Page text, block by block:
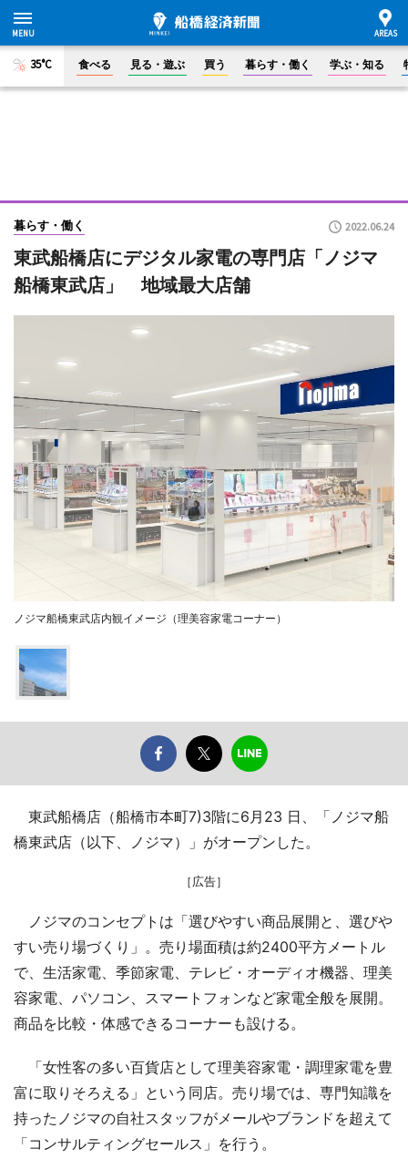
35°C 食べる 見る・遊ぶ 買う 暮らす・働く 学ぶ・知る
暮らす・働く 2022.06.24
東武船橋店にデジタル家電の専門店「ノジマ
船橋東武店」 地域最大店舗
ノジマ船橋東武店内観イメージ（理美容家電コーナー）
東武船橋店（船橋市本町7)3階に6月23 日、「ノジマ船
橋東武店（以下、ノジマ）」がオープンした。
［広告］
ノジマのコンセプトは「選びやすい商品展開と、選びや
すい売り場づくり」。売り場面積は約2400平方メートル
で、生活家電、季節家電、テレビ・オーディオ機器、理美
容家電、パソコン、スマートフォンなど家電全般を展開。
商品を比較・体感できるコーナーも設ける。
「女性客の多い百貨店として理美容家電・調理家電を豊
富に取りそろえる」という同店。売り場では、専門知識を
持ったノジマの自社スタッフがメールやブランドを超えて
「コンサルティングセールス」を行う。